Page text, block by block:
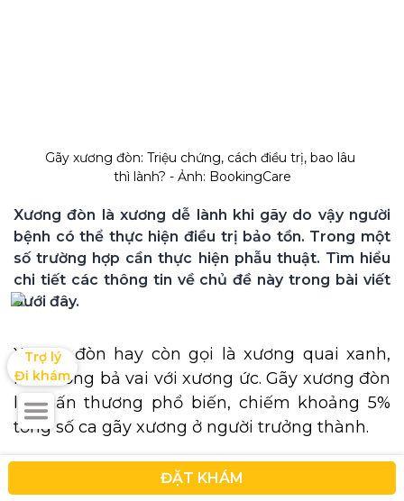
Gãy xương đòn: Triệu chứng, cách điều trị, bao lâu
thì lành? - Ảnh: BookingCare
Xương đòn là xương dễ lành khi gãy do vậy người
bệnh có thể thực hiện điều trị bảo tồn. Trong một
số trường hợp cần thực hiện phẫu thuật. Tìm hiểu
chi tiết các thông tin về chủ đề này trong bài viết
dưới đây.
Xương đòn hay còn gọi là xương quai xanh,
nối xương bả vai với xương ức. Gãy xương đòn
là chấn thương phổ biến, chiếm khoảng 5%
tổng số ca gãy xương ở người trưởng thành.
Nội dung bài viết dưới đây sẽ giải đáp cho
người bệnh, người nhà các câu hỏi về triệu
Trợ lý
Đi khám
ĐẶT KHÁM